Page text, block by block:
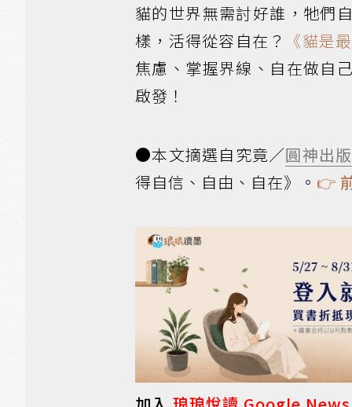
貓的世界無需討好誰，牠們
樣，活得從容自在？ 《貓是
焦慮、掌握界線、自在做自
啟發！
●本文摘選自究竟／圓神出版
得自信、自由、自在》。 👉